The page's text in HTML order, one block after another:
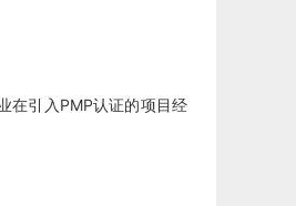
在引入PMP认证的项目经